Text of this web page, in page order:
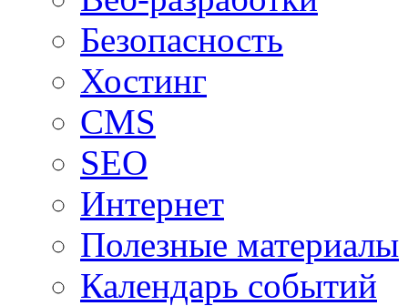
Безопасность
Хостинг
CMS
SEO
Интернет
Полезные материалы
Календарь событий